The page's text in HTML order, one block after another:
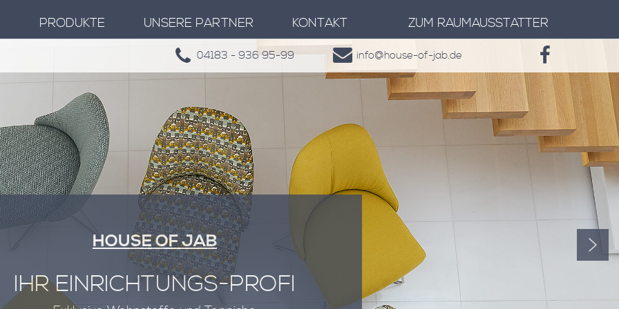
PRODUKTE UNSERE PARTNER KONTAKT ZUM RAUMAUSSTATTER
04183 - 936 95-99 info@house-of-jab.de
HOUSE OF JAB
IHR EINRICHTUNGS-PROFI